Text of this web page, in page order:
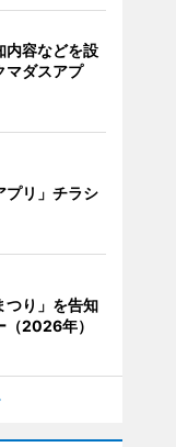
内容などを設
マダスアプ
プリ」チラシ
つり」を告知
（2026年）